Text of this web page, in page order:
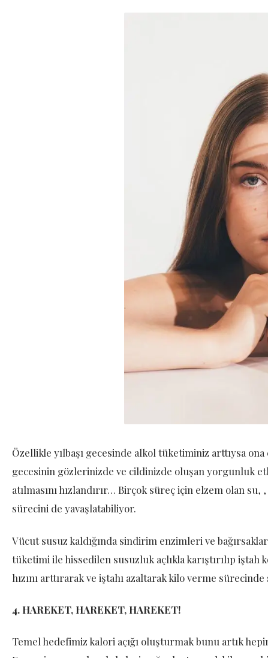
Özellikle yılbaşı gecesinde alkol tüketiminiz arttıysa
gecesinin gözlerinizde ve cildinizde oluşan yorgunluk
atılmasını hızlandırır… Birçok süreç için elzem olan
sürecini de yavaşlatabiliyor.
Vücut susuz kaldığında sindirim enzimleri ve
tüketimi ile hissedilen susuzluk açlıkla karıştırılıp
hızını arttırarak ve iştahı azaltarak kilo verme
4. HAREKET, HAREKET, HAREKET!
Temel hedefimiz kalori açığı oluşturmak bunu artık